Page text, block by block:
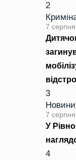
2
7
3
7
У
4